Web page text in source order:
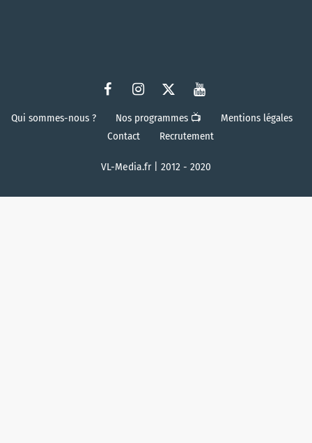
Qui sommes-nous ? Nos programmes 📺
Mentions légales
Contact
Recrutement
VL-Media.fr | 2012 - 2020